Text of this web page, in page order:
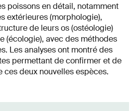
poissons en détail, notamment
extérieures (morphologie),
de leurs os (ostéologie)
(écologie), avec des méthodes
Les analyses ont montré des
permettant de confirmer et de
ces deux nouvelles espèces.